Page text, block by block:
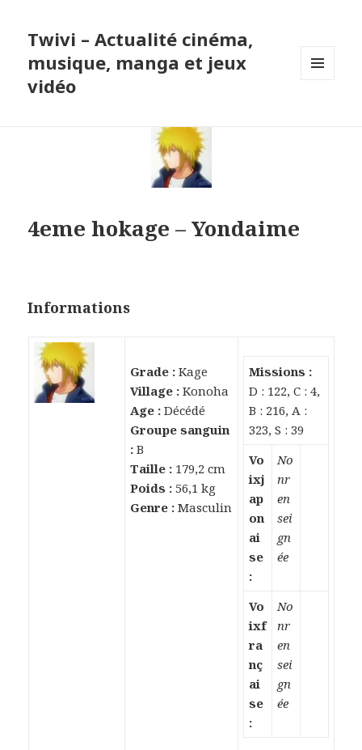
Twivi – Actualité cinéma,
musique, manga et jeux
vidéo
4eme hokage – Yondaime
Informations
Grade :Kage
Village :Konoha
Age :Décédé
Groupe sanguin
:B
Taille :179,2 cm
Poids :56,1 kg
Genre :Masculin
Missions :
D : 122, C : 4,
B : 216, A :
323, S : 39
Vo
ixj
ap
on
ai
se
:
No
nr
en
sei
gn
ée
Vo
ixf
ra
nç
ai
se
:
No
nr
en
sei
gn
ée